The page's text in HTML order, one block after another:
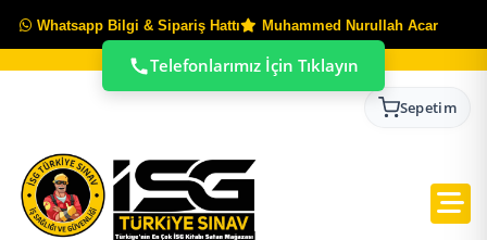
Whatsapp Bilgi & Sipariş Hattı Muhammed Nurullah Acar
Sepetim
Telefonlarımız İçin Tıklayın